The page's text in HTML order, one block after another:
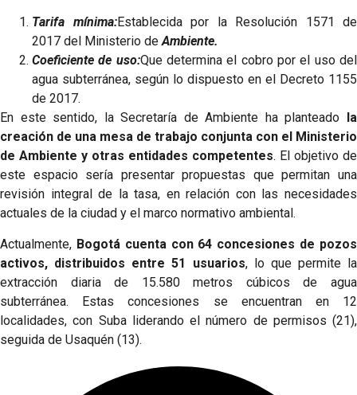
Tarifa mínima:Establecida por la Resolución 1571 de
2017 del Ministerio deAmbiente.
Coeficiente de uso:Que determina el cobro por el uso del
agua subterránea, según lo dispuesto en el Decreto 1155
de 2017.
En este sentido, la Secretaría de Ambiente ha planteado
la
creación de una mesa de trabajo conjunta con el Ministerio
de Ambiente y otras entidades competentes. El objetivo de
este espacio sería presentar propuestas que permitan una
revisión integral de la tasa, en relación con las necesidades
actuales de la ciudad y el marco normativo ambiental.
Actualmente, Bogotá cuenta con 64 concesiones de pozos
activos, distribuidos entre 51 usuarios, lo que permite la
extracción diaria de 15.580 metros cúbicos de agua
subterránea. Estas concesiones se encuentran en 12
localidades, con Suba liderando el número de permisos (21),
seguida de Usaquén (13).